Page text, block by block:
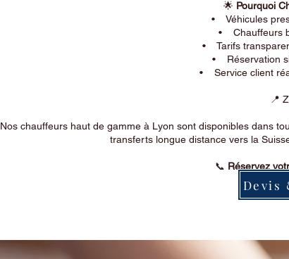
🌟 Pourquoi
• Véhicules
• Chauffeurs
• Tarifs
• Réservation
• Service client
📍
Nos chauffeurs haut de gamme à Lyon sont disponibles dans
transferts longue distance vers la
📞 Réservez
Devis